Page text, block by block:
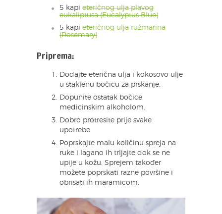
5 kapi eteričnog ulja plavog
eukaliptusa (Eucalyptus Blue)
5 kapi eteričnog ulja ružmarina
(Rosemary)
Priprema:
Dodajte eterična ulja i kokosovo ulje
u staklenu bočicu za prskanje.
Dopunite ostatak bočice
medicinskim alkoholom.
Dobro protresite prije svake
upotrebe.
Poprskajte malu količinu spreja na
ruke i lagano ih trljajte dok se ne
upije u kožu. Sprejem također
možete poprskati razne površine i
obrisati ih maramicom.